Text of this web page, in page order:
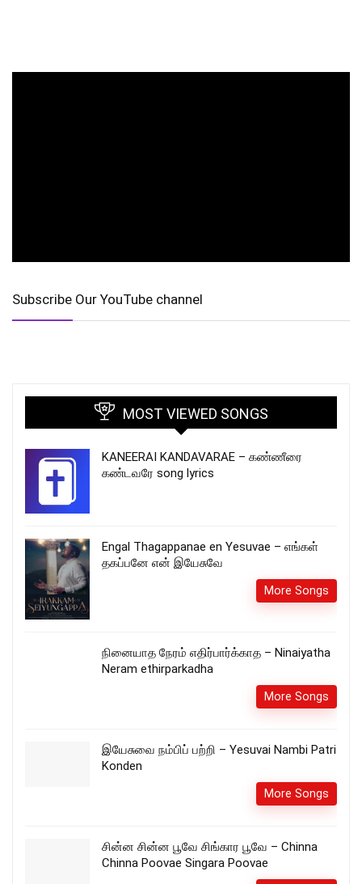
Subscribe Our YouTube channel
MOST VIEWED SONGS
KANEERAI KANDAVARAE – கண்ணீரை
கண்டவரே song lyrics
Engal Thagappanae en Yesuvae – எங்கள்
தகப்பனே என் இயேசுவே
More Songs
நினையாத நேரம் எதிர்பார்க்காத – Ninaiyatha
Neram ethirparkadha
More Songs
இயேசுவை நம்பிப் பற்றி – Yesuvai Nambi Patri
Konden
More Songs
சின்ன சின்ன பூவே சிங்கார பூவே – Chinna
Chinna Poovae Singara Poovae